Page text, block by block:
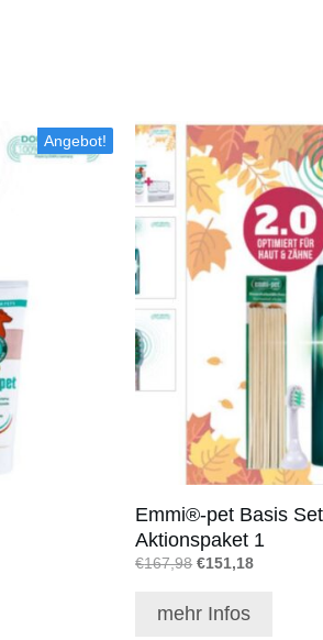
Angebot!
Emmi®-pet Basis
Aktionspaket 1
€167,98 Ursprünglicher
war:
€167,98
€151,18Aktueller
mehr Infos